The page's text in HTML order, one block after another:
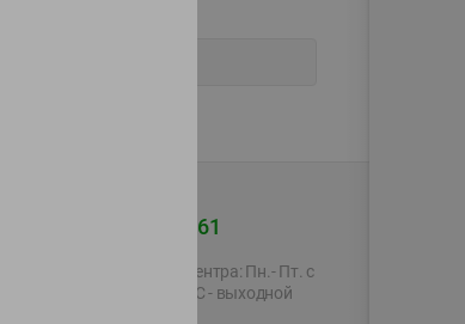
+375 44 560-60-61
Время работы Call-центра: Пн.- Пт. с
09.00 до 17.00, СБ, ВС - выходной